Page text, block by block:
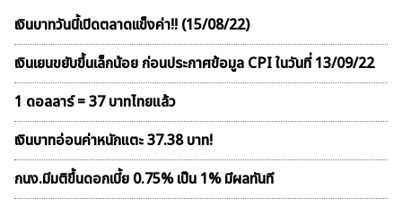
เงินบาทวันนี้เปิดตลาดเเข็งค่า!! (15/08/22)
เงินเยนขยับขึ้นเล็กน้อย ก่อนประกาศข้อมูล CPI ในวันที่ 13/09/22
1 ดอลลาร์ = 37 บาทไทยแล้ว
เงินบาทอ่อนค่าหนักแตะ 37.38 บาท!
กนง.มีมติขึ้นดอกเบี้ย 0.75% เป็น 1% มีผลทันที